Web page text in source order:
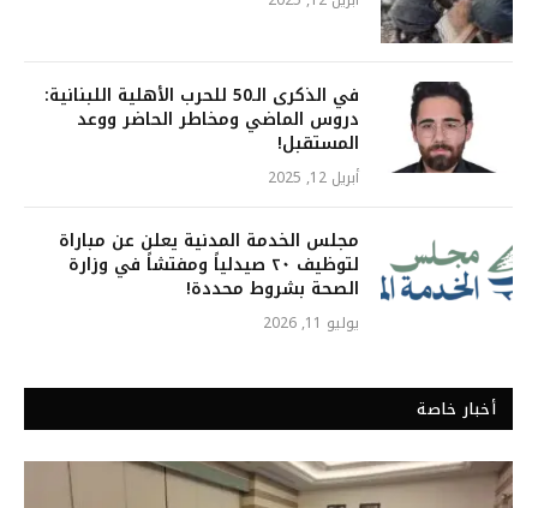
في الذكرى الـ50 للحرب الأهلية اللبنانية:
دروس الماضي ومخاطر الحاضر ووعد
المستقبل!
أبريل 12, 2025
مجلس الخدمة المدنية يعلن عن مباراة
لتوظيف ٢٠ صيدلياً ومفتشاً في وزارة
الصحة بشروط محددة!
يوليو 11, 2026
أخبار خاصة